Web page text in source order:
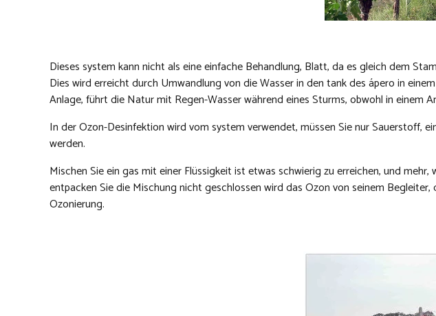
Dieses system kann nicht als eine einfache Behandlung, Blatt, da es gleich dem
Dies wird erreicht durch Umwandlung von die Wasser in den tank des ápero in
Anlage, führt die Natur mit Regen-Wasser während eines Sturms, obwohl in einem
In der Ozon-Desinfektion wird vom system verwendet, müssen Sie nur Sauerstoff,
werden.
Mischen Sie ein gas mit einer Flüssigkeit ist etwas schwierig zu erreichen, und
entpacken Sie die Mischung nicht geschlossen wird das Ozon von seinem
Ozonierung.